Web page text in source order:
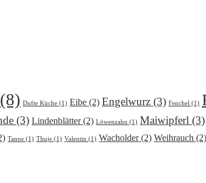
(8) Dufte Küche (1) Eibe (2) Engelwurz (3) Fenchel (1)
(3) Lindenblätter(2) Löwenzahn (1) Maiwipferl (3)
Tanne (1) Thuje (1) Valentin (1) Wacholder(2) Weihrauch (2)